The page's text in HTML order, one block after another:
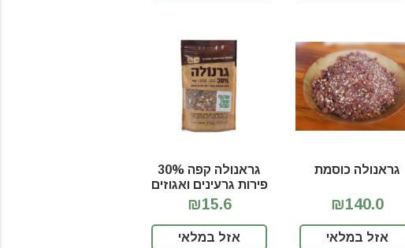
גראנולה כוסמת
₪140.0
אזל במלאי
גראנולה קפה 30%
פירות גרעינים ואגוזים
₪15.6
אזל במלאי